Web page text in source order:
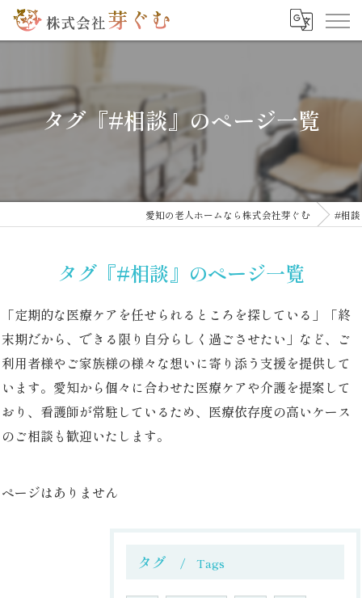
タグ『#相談』のページ一覧
愛知の老人ホームなら株式会社芽ぐむ #相談
タグ『#相談』のページ一覧
「定期的な医療ケアを任せられるところを探している」「終
末期だから、できる限り自分らしく過ごさせたい」など、ご
利用者様やご家族様の様々な想いに寄り添う支援を提供して
います。愛知から個々に合わせた医療ケアや介護を提案して
おり、看護師が常駐しているため、医療依存度の高いケース
のご相談も歓迎いたします。
ページはありません
タグ Tags